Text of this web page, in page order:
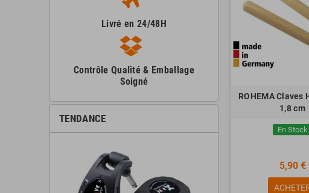
Livré en 24/48H
Contrôle Qualité & Emballage
Soigné
TENDANCE
ROHEMA Claves
1,8 cm
En Stock
5,90 €